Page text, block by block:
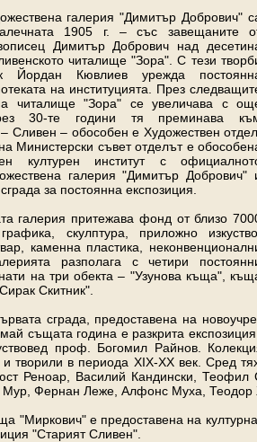
галерия "Димитър Добрович"
1905 г. – със завещаните
Димитър Добрович над
читалище "Зора". С тези
Йордан Кювлиев урежда
на институцията. През
читалище "Зора" се увеличава с
30-те години тя преминава
Сливен – обособен е Художествен
Министерски съвет отделът е
културен институт с
галерия "Димитър Добрович"
за постоянна експозиция.
галерия притежава фонд от близо
скулптура, приложно
каменна пластика,
разполага с четири
на три обекта – "Узунова къща",
Скитник".
сграда, предоставена на
същата година е разкрита
проф. Богомил Райнов.
и творили в периода ХІХ-ХХ век. Сред
Реноар, Василий Кандински,
Фернан Леже, Алфонс Муха,
"Миркович" е предоставена на
"Старият Сливен".